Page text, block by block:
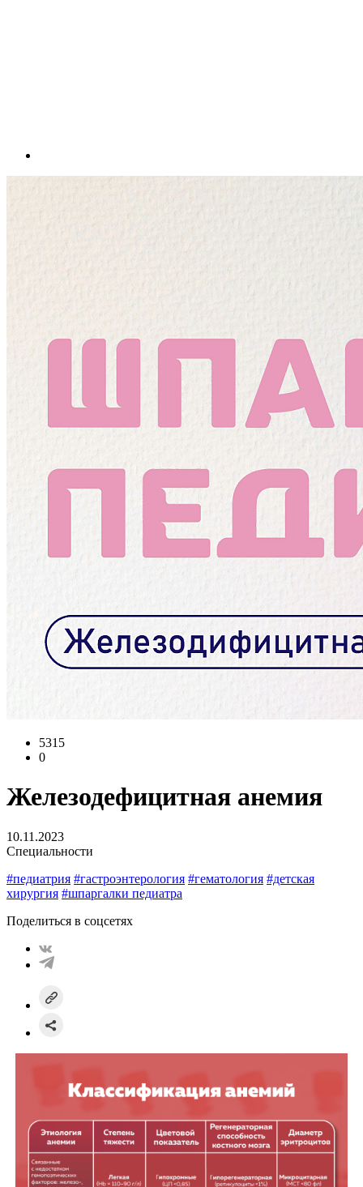
5315
0
Железодефицитная анемия
10.11.2023
Специальности
#педиатрия #гастроэнтерология #гематология #детская
хирургия #шпаргалки педиатра
Поделиться в соцсетях